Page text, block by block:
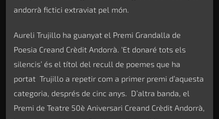
andorrà fictici extraviat pel món.
Aureli Trujillo ha guanyat el Premi Grandalla de
Poesia Creand Crèdit Andorrà. ‘Et donaré tots els
silencis’ és el títol del recull de poemes que ha
portat Trujillo a repetir com a primer premi d’aquesta
categoria, després de cinc anys. D’altra banda, el
Premi de Teatre 50è Aniversari Creand Crèdit Andorrà,